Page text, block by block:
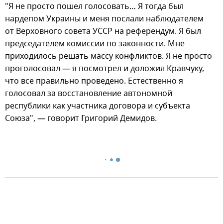
"Я не просто пошел голосовать… Я тогда был
нардепом Украины и меня послали наблюдателем
от Верховного совета УССР на референдум. Я был
председателем комиссии по законности. Мне
приходилось решать массу конфликтов. Я не просто
проголосовал — я посмотрел и доложил Кравчуку,
что все правильно проведено. Естественно я
голосовал за восстановление автономной
республики как участника договора и субъекта
Союза", — говорит Григорий Демидов.